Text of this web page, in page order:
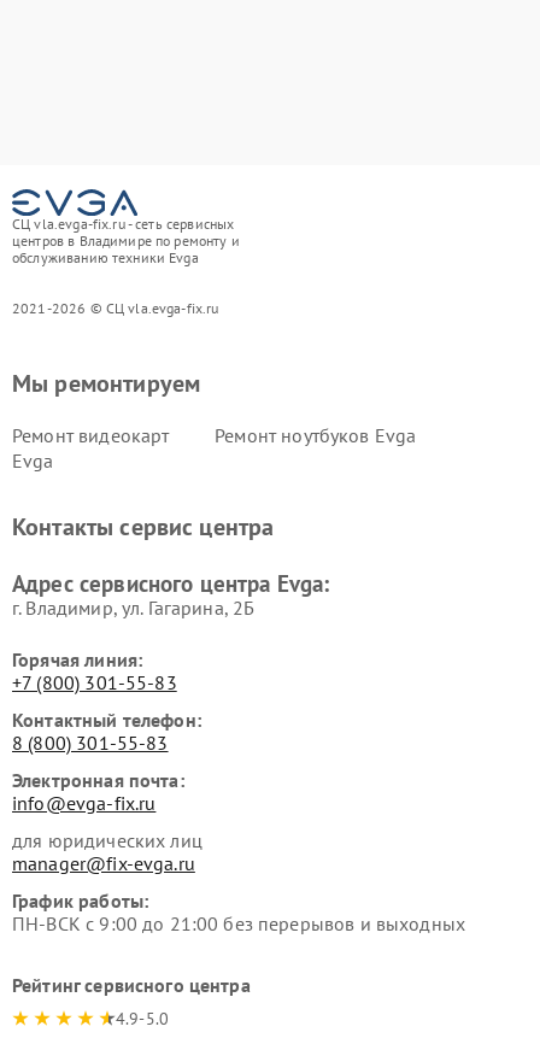
СЦ vla.evga-fix.ru - сеть сервисных
центров в Владимире по ремонту и
обслуживанию техники Evga
2021-2026 © СЦ vla.evga-fix.ru
Мы ремонтируем
Ремонт видеокарт
Evga
Ремонт ноутбуков Evga
Контакты сервис центра
Адрес сервисного центра Evga:
г. Владимир, ул. Гагарина, 2Б
Горячая линия:
+7 (800) 301-55-83
Контактный телефон:
8 (800) 301-55-83
Электронная почта:
info@evga-fix.ru
для юридических лиц
manager@fix-evga.ru
График работы:
ПН-ВСК с 9:00 до 21:00 без перерывов и выходных
Рейтинг сервисного центра
4.9-5.0